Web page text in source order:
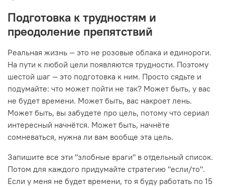
Подготовка к трудностям и
преодоление препятствий
Реальная жизнь — это не розовые облака и единороги.
На пути к любой цели появляются трудности. Поэтому
шестой шаг — это подготовка к ним. Просто сядьте и
подумайте: что может пойти не так? Может быть, у вас
не будет времени. Может быть, вас накроет лень.
Может быть, вы забудете про цель, потому что сериал
интересный начнётся. Может быть, начнёте
сомневаться, нужна ли вам вообще эта цель.
Запишите все эти "злобные враги" в отдельный список.
Потом для каждого придумайте стратегию "если/то".
Если у меня не будет времени, то я буду работать по 15